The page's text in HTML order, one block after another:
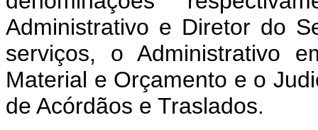
Administrativo e Diretor do
serviços, o Administrativo
Material e Orçamento e o
de Acórdãos e Traslados.